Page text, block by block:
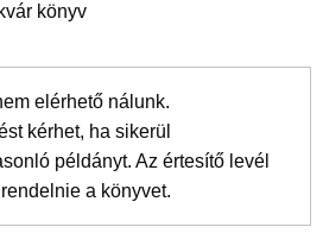
könyv
elérhető nálunk.
kérhet, ha sikerül
példányt. Az értesítő levél
a könyvet.